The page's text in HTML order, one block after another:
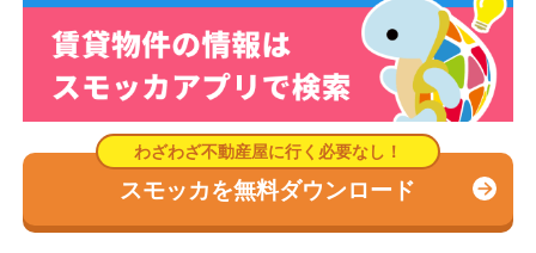
スモッカを無料ダウンロード